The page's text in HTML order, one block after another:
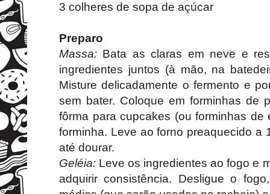
3 colheres de sopa de açúcar
Preparo
Massa: Bata as claras em neve e
ingredientes juntos (à mão, na
Misture delicadamente o fermento e
sem bater. Coloque em forminhas de
fôrma para cupcakes (ou forminhas de
forminha. Leve ao forno preaquecido a
até dourar.
Geléia: Leve os ingredientes ao fogo e
adquirir consistência. Desligue o